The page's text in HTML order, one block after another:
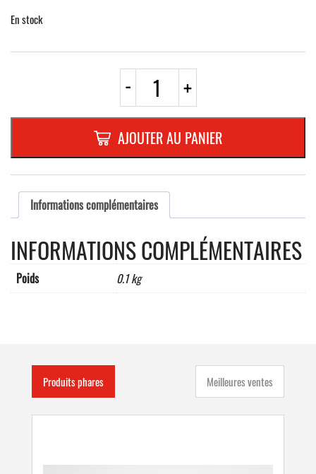
En stock
- quantité
SUPPORT
EN
PLEXIGLAS
NOIR
AVEC
RAINUREDIMENSIONS
250
x
+
AJOUTER AU PANIER
Informations complémentaires
INFORMATIONS COMPLÉMENTAIRES
Poids 0.1 kg
Produits phares Meilleures ventes